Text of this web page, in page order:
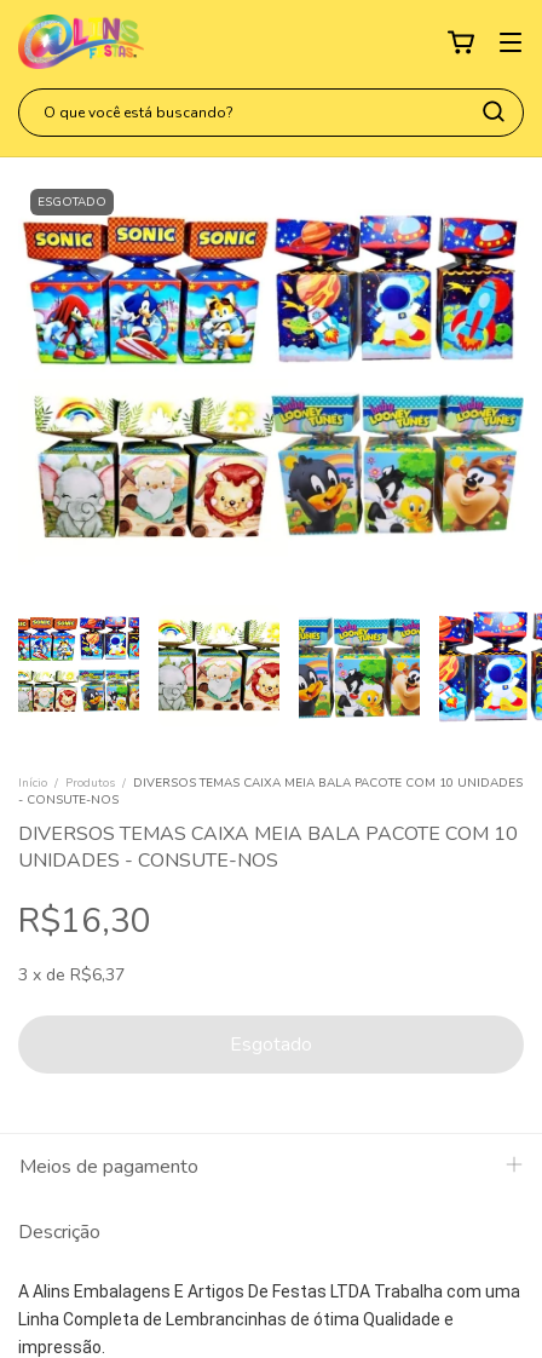
ESGOTADO
Início / Produtos / DIVERSOS TEMAS CAIXA MEIA BALA PACOTE COM 10 UNIDADES
- CONSUTE-NOS
DIVERSOS TEMAS CAIXA MEIA BALA PACOTE COM 10
UNIDADES - CONSUTE-NOS
R$16,30
3 x de R$6,37
Meios de pagamento
Descrição
A Alins Embalagens E Artigos De Festas LTDA Trabalha com uma
Linha Completa de Lembrancinhas de ótima Qualidade e
impressão.